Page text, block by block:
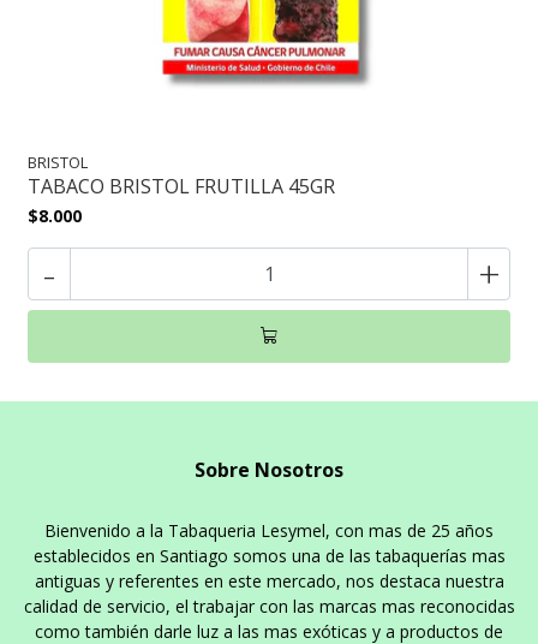
BRISTOL
TABACO BRISTOL FRUTILLA 45GR
$8.000
- +
Sobre Nosotros
Bienvenido a la Tabaqueria Lesymel, con mas de 25 años
establecidos en Santiago somos una de las tabaquerías mas
antiguas y referentes en este mercado, nos destaca nuestra
calidad de servicio, el trabajar con las marcas mas reconocidas
como también darle luz a las mas exóticas y a productos de